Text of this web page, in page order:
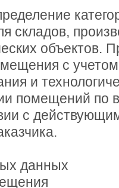
складов,
объектов.
с
и
помещений по
с
данных